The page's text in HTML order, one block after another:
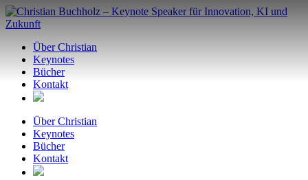
Zum
Inhalt
Über Christian
Keynotes
Bücher
Kontakt
Über Christian
Keynotes
Bücher
Kontakt